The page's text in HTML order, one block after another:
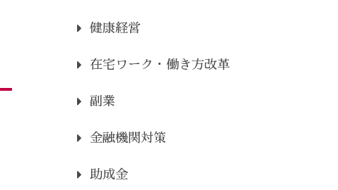
健康経営
在宅ワーク・働き方改革
副業
金融機関対策
助成金